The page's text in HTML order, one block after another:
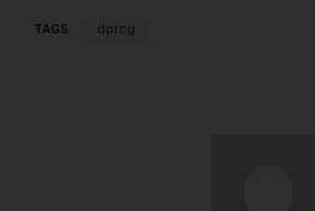
TAGS dprcg